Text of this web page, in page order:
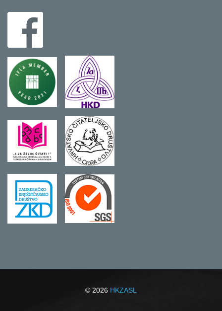
© 2026 HKZASL